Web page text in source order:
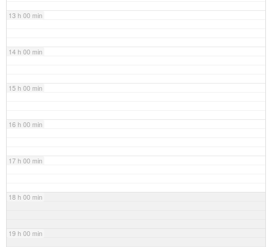
13 h 00 min
14 h 00 min
15 h 00 min
16 h 00 min
17 h 00 min
18 h 00 min
19 h 00 min